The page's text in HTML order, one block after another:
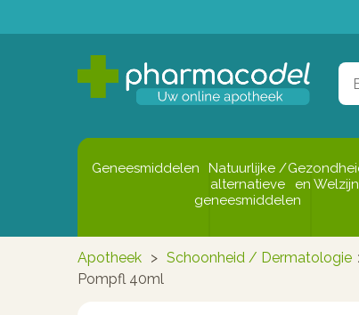
Geneesmiddelen
Natuurlijke /
alternatieve
geneesmiddelen
en Welzijn
Apotheek > Schoonheid / Dermatologie
Pompfl 40ml